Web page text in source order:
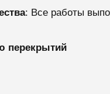
: Все работы
перекрытий